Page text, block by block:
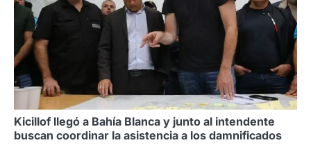
Kicillof llegó a Bahía Blanca y junto al intendente
buscan coordinar la asistencia a los damnificados